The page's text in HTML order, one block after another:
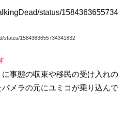
status/1584363655734
status/1584363655734341632
事態の収束や移民の受け入れの
メラの元にユミコが乗り込んで